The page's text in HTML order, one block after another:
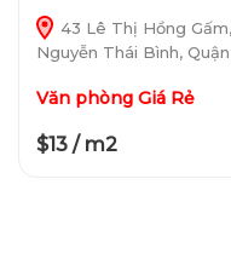
43 Lê Thị Hồng
Nguyễn Thái Bình, Quận
Văn phòng Giá Rẻ
$13 / m2